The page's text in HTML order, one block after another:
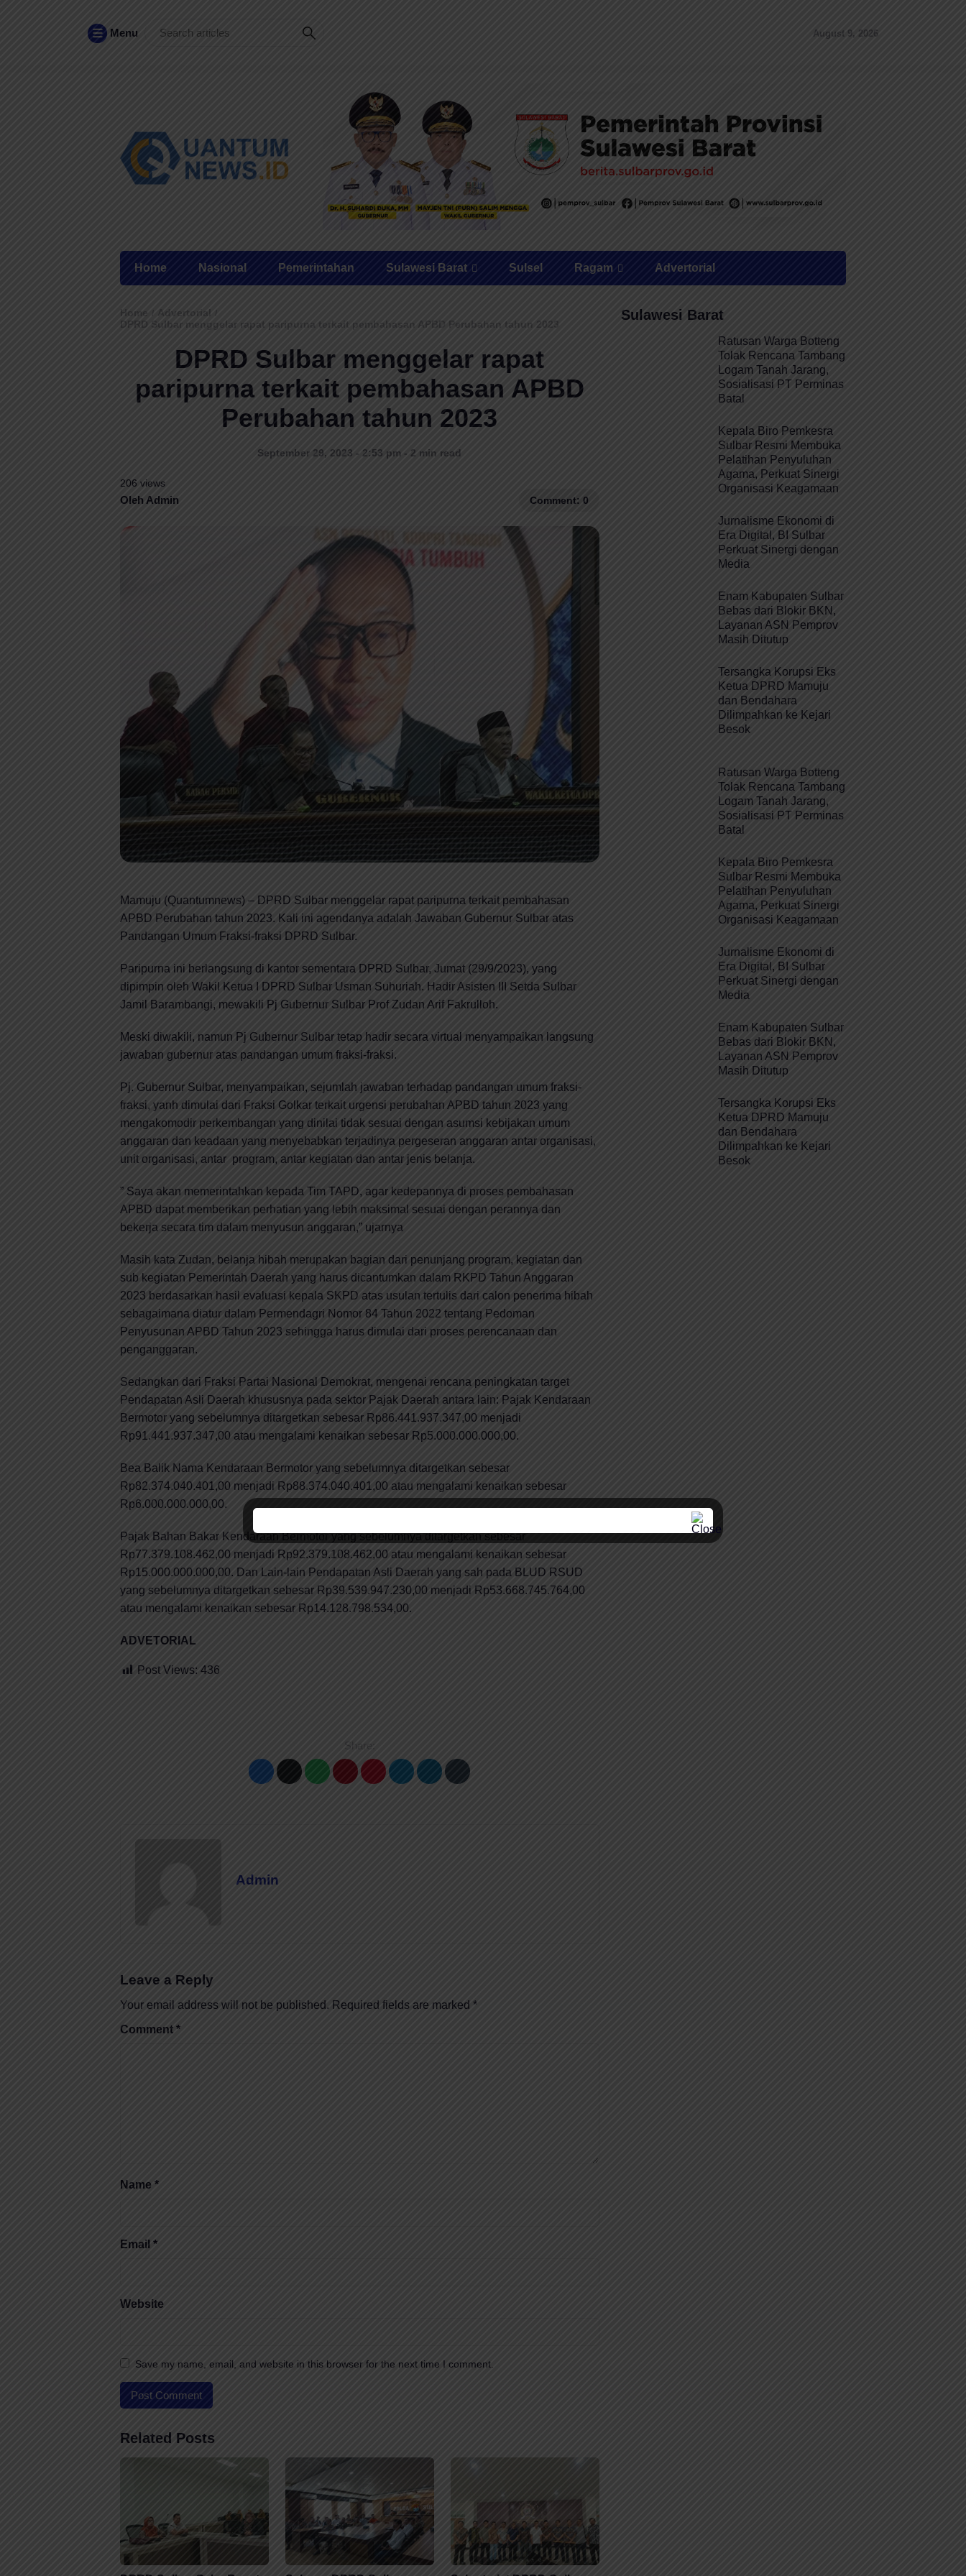
Menu August 9, 2026
Home Nasional Pemerintahan Sulawesi Barat Sulsel Ragam Advertorial
Home / Advertorial /
DPRD Sulbar menggelar rapat paripurna terkait pembahasan APBD Perubahan tahun 2023
DPRD Sulbar menggelar rapat
paripurna terkait pembahasan APBD
Perubahan tahun 2023
September 29, 2023 - 2:53 pm - 2 min read
206 views
Oleh Admin Comment: 0
Mamuju (Quantumnews) – DPRD Sulbar menggelar rapat paripurna terkait pembahasan
APBD Perubahan tahun 2023. Kali ini agendanya adalah Jawaban Gubernur Sulbar atas
Pandangan Umum Fraksi-fraksi DPRD Sulbar.
Paripurna ini berlangsung di kantor sementara DPRD Sulbar, Jumat (29/9/2023), yang
dipimpin oleh Wakil Ketua I DPRD Sulbar Usman Suhuriah. Hadir Asisten III Setda Sulbar
Jamil Barambangi, mewakili Pj Gubernur Sulbar Prof Zudan Arif Fakrulloh.
Meski diwakili, namun Pj Gubernur Sulbar tetap hadir secara virtual menyampaikan langsung
jawaban gubernur atas pandangan umum fraksi-fraksi.
Pj. Gubernur Sulbar, menyampaikan, sejumlah jawaban terhadap pandangan umum fraksi-
fraksi, yanh dimulai dari Fraksi Golkar terkait urgensi perubahan APBD tahun 2023 yang
mengakomodir perkembangan yang dinilai tidak sesuai dengan asumsi kebijakan umum
anggaran dan keadaan yang menyebabkan terjadinya pergeseran anggaran antar organisasi,
unit organisasi, antar program, antar kegiatan dan antar jenis belanja.
” Saya akan memerintahkan kepada Tim TAPD, agar kedepannya di proses pembahasan
APBD dapat memberikan perhatian yang lebih maksimal sesuai dengan perannya dan
bekerja secara tim dalam menyusun anggaran,” ujarnya
Masih kata Zudan, belanja hibah merupakan bagian dari penunjang program, kegiatan dan
sub kegiatan Pemerintah Daerah yang harus dicantumkan dalam RKPD Tahun Anggaran
2023 berdasarkan hasil evaluasi kepala SKPD atas usulan tertulis dari calon penerima hibah
sebagaimana diatur dalam Permendagri Nomor 84 Tahun 2022 tentang Pedoman
Penyusunan APBD Tahun 2023 sehingga harus dimulai dari proses perencanaan dan
penganggaran.
Sedangkan dari Fraksi Partai Nasional Demokrat, mengenai rencana peningkatan target
Pendapatan Asli Daerah khususnya pada sektor Pajak Daerah antara lain: Pajak Kendaraan
Bermotor yang sebelumnya ditargetkan sebesar Rp86.441.937.347,00 menjadi
Rp91.441.937.347,00 atau mengalami kenaikan sebesar Rp5.000.000.000,00.
Bea Balik Nama Kendaraan Bermotor yang sebelumnya ditargetkan sebesar
Rp82.374.040.401,00 menjadi Rp88.374.040.401,00 atau mengalami kenaikan sebesar
Rp6.000.000.000,00.
Pajak Bahan Bakar Kendaraan Bermotor yang sebelumnya ditargetkan sebesar
Rp77.379.108.462,00 menjadi Rp92.379.108.462,00 atau mengalami kenaikan sebesar
Rp15.000.000.000,00. Dan Lain-lain Pendapatan Asli Daerah yang sah pada BLUD RSUD
yang sebelumnya ditargetkan sebesar Rp39.539.947.230,00 menjadi Rp53.668.745.764,00
atau mengalami kenaikan sebesar Rp14.128.798.534,00.
ADVETORIAL
Post Views: 436
Share:
Admin
Leave a Reply
Your email address will not be published. Required fields are marked *
Comment *
Name *
Email *
Website
Save my name, email, and website in this browser for the next time I comment.
Related Posts
Sulawesi Barat
Ratusan Warga Botteng
Tolak Rencana Tambang
Logam Tanah Jarang,
Sosialisasi PT Perminas
Batal
Kepala Biro Pemkesra
Sulbar Resmi Membuka
Pelatihan Penyuluhan
Agama, Perkuat Sinergi
Organisasi Keagamaan
Jurnalisme Ekonomi di
Era Digital, BI Sulbar
Perkuat Sinergi dengan
Media
Enam Kabupaten Sulbar
Bebas dari Blokir BKN,
Layanan ASN Pemprov
Masih Ditutup
Tersangka Korupsi Eks
Ketua DPRD Mamuju
dan Bendahara
Dilimpahkan ke Kejari
Besok
Ratusan Warga Botteng
Tolak Rencana Tambang
Logam Tanah Jarang,
Sosialisasi PT Perminas
Batal
Kepala Biro Pemkesra
Sulbar Resmi Membuka
Pelatihan Penyuluhan
Agama, Perkuat Sinergi
Organisasi Keagamaan
Jurnalisme Ekonomi di
Era Digital, BI Sulbar
Perkuat Sinergi dengan
Media
Enam Kabupaten Sulbar
Bebas dari Blokir BKN,
Layanan ASN Pemprov
Masih Ditutup
Tersangka Korupsi Eks
Ketua DPRD Mamuju
dan Bendahara
Dilimpahkan ke Kejari
Besok